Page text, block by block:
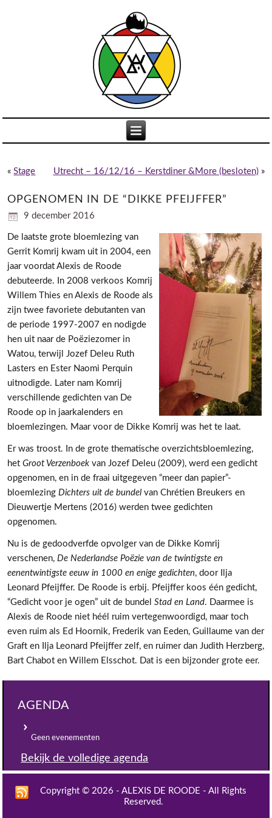
«Stage Utrecht – 16/12/16 – Kerstdiner &More (besloten)»
OPGENOMEN IN DE “DIKKE PFEIJFFER”
9 december 2016
De laatste grote bloemlezing van
Gerrit Komrij kwam uit in 2004, een
jaar voordat Alexis de Roode
debuteerde. In 2008 verkoos Komrij
Willem Thies en Alexis de Roode als
zijn twee favoriete debutanten van
de periode 1997-2007 en nodigde
hen uit naar de Poëziezomer in
Watou, terwijl Jozef Deleu Ruth
Lasters en Ester Naomi Perquin
uitnodigde. Later nam Komrij
verschillende gedichten van De
Roode op in jaarkalenders en
bloemlezingen. Maar voor de Dikke Komrij was het te laat.
Er was troost. In de grote thematische overzichtsbloemlezing,
hetGroot Verzenboek van Jozef Deleu (2009), werd een gedicht
opgenomen, en in de fraai uitgegeven “meer dan papier”-
bloemlezingDichters uit de bundel van Chrétien Breukers en
Dieuwertje Mertens (2016) werden twee gedichten
opgenomen.
Nu is de gedoodverfde opvolger van de Dikke Komrij
verschenen,De Nederlandse Poëzie van de twintigste en
eenentwintigste eeuw in 1000 en enige gedichten, door Ilja
Leonard Pfeijffer. De Roode is erbij. Pfeijffer koos één gedicht,
“Gedicht voor je ogen” uit de bundelStad en Land. Daarmee is
Alexis de Roode niet héél ruim vertegenwoordigd, maar toch
even ruim als Ed Hoornik, Frederik van Eeden, Guillaume van der
Graft en Ilja Leonard Pfeijffer zelf, en ruimer dan Judith Herzberg,
Bart Chabot en Willem Elsschot. Dat is een bijzonder grote eer.
AGENDA
Geen evenementen
Bekijk de volledige agenda
Copyright © 2026 - ALEXIS DE ROODE - All Rights
Reserved.